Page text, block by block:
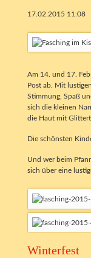
17.02.2015 11:08
Am 14. und 17.
Post ab. Mit
Stimmung, Spaß
sich die kleinen
die Haut mit
Die schönsten
Und wer beim
sich über eine
Winterfest